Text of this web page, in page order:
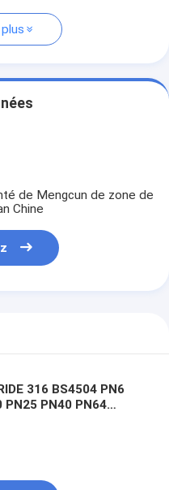
de Mengcun de zone de
Chine
316 BS4504 PN6
PN25 PN40 PN64